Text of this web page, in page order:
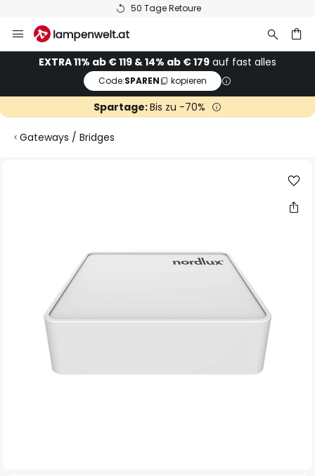
50 Tage Retoure
Inhalt
springenEXTRA 11% ab € 119 & 14% ab € 179 auf fast alles
Code:SPAREN kopieren
Spartage:Bis zu -70%
Gateways / Bridges